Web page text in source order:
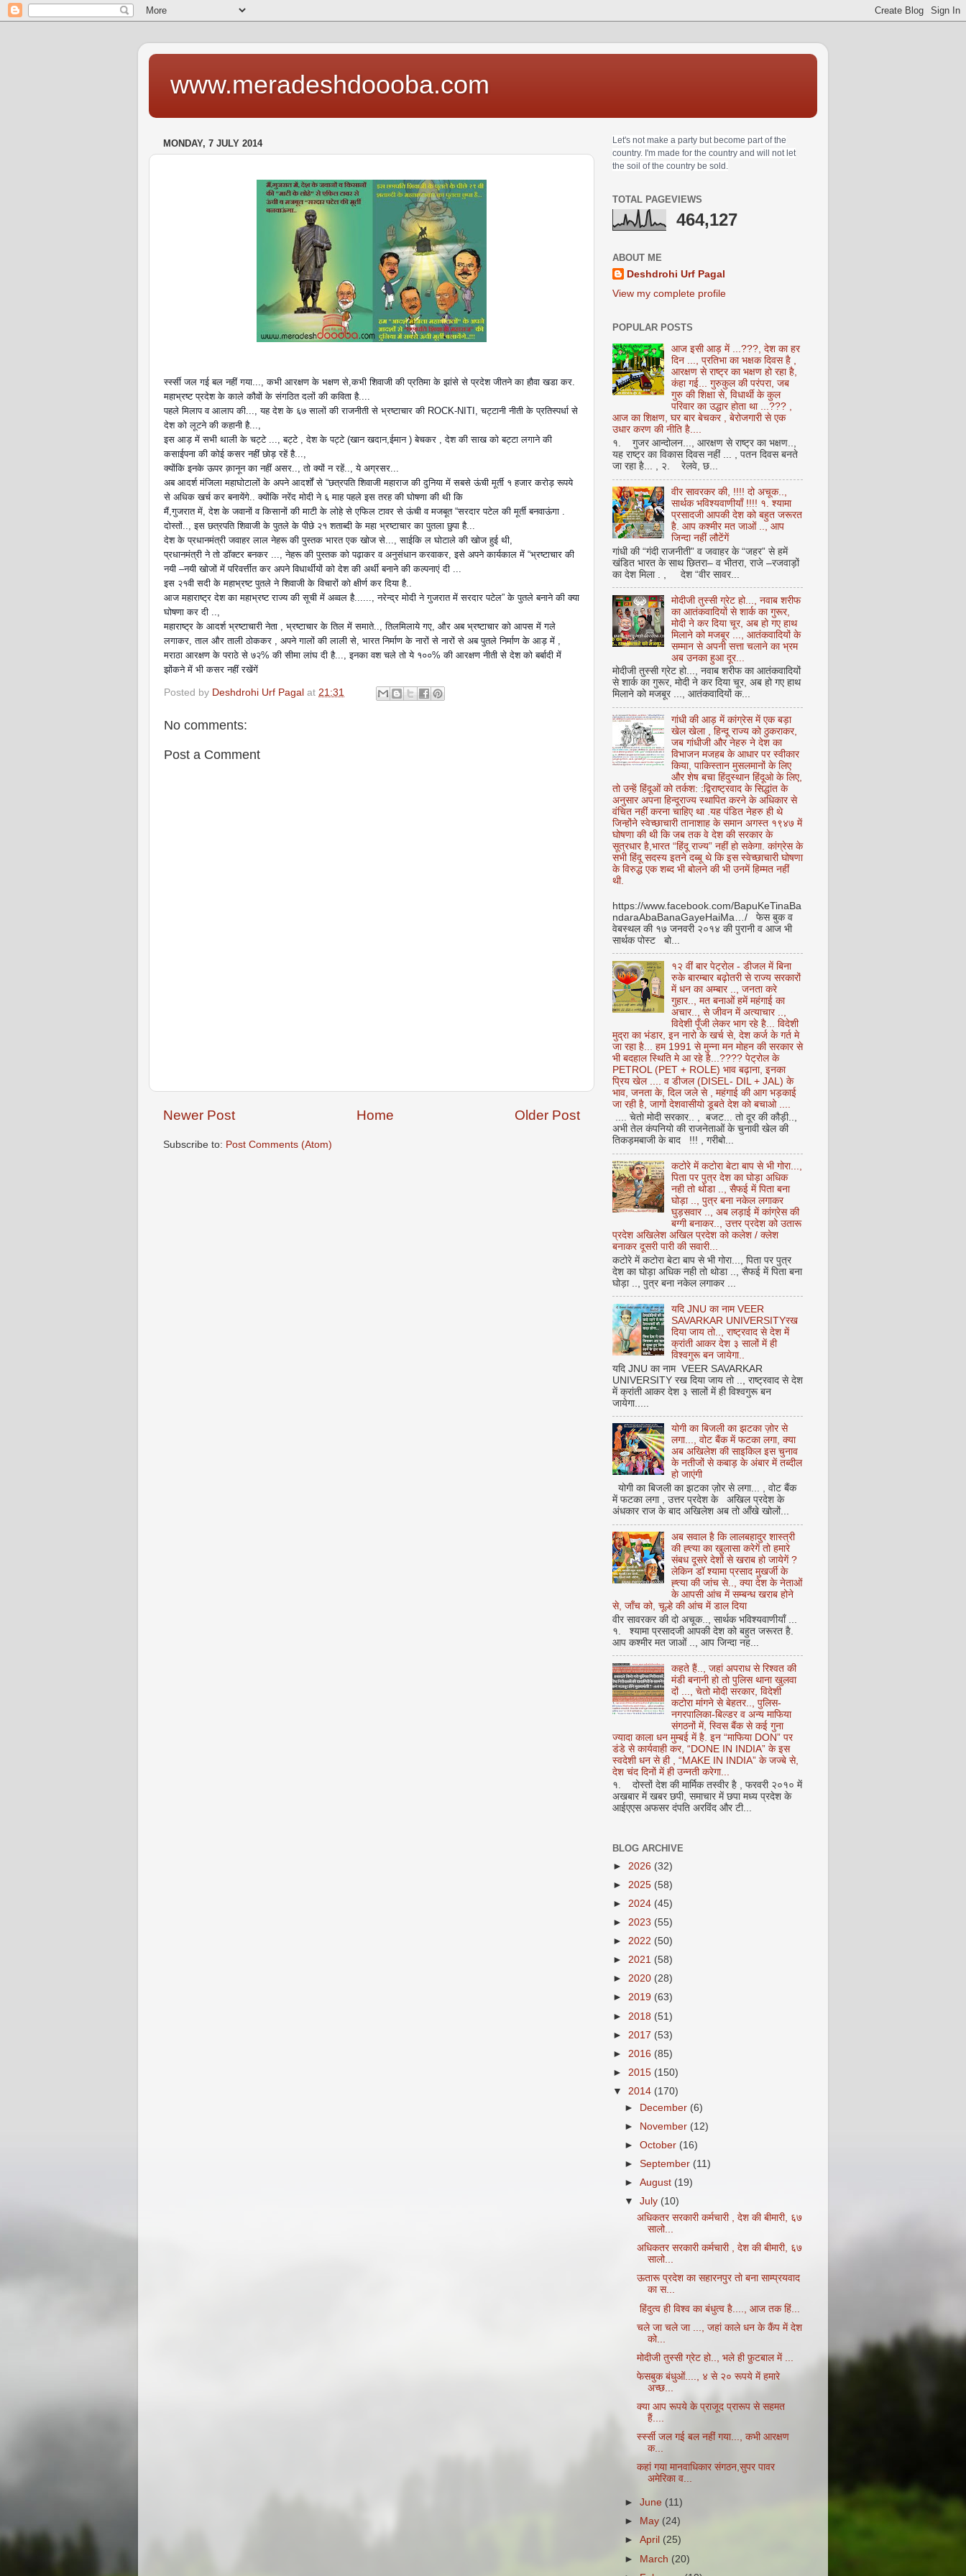
www.meradeshdoooba.com
MONDAY, 7 JULY 2014
र्स्स्सी जल गई बल नहीं गया..., कभी आरक्षण के भक्षण से,कभी शिवाजी की प्रतिमा के झांसे से प्रदेश जीतने का हौवा खडा कर.
महाभ्रष्ट प्रदेश के काले कौवों के संगठित दलों की कविता है....
पहले मिलाप व आलाप की..., यह देश के ६७ सालों की राजनीती से भ्रष्टाचार की ROCK-NITI, चट्टानी नीती के प्रतिस्पर्धा से
देश को लूटने की कहानी है...,
इस आड़ में सभी थाली के चट्टे ..., बट्टे , देश के पट्टे (खान खदान,ईमान ) बेचकर , देश की साख को बट्टा लगाने की
कसाईपना की कोई कसर नहीं छोड़ रहें है...,
क्योंकि इनके ऊपर क़ानून का नहीं असर.., तो क्यों न रहें.., ये अग्रसर...
अब आदर्श मंजिला महाघोटालों के अपने आदर्शों से “छत्रपति शिवाजी महाराज की दुनिया में सबसे ऊंची मूर्ती १ हजार करोड़ रूपये
से अधिक खर्च कर बनायेंगे.. क्योंकि नरेंद मोदी ने ६ माह पहले इस तरह की घोषणा की थी कि
मैं,गुजरात में, देश के जवानों व किसानों की माटी के लोहे से एफिल टावर से ऊंची व मजबूत “सरदार पटेल की मूर्ती बनवाऊंगा .
दोस्तों.., इस छत्रपति शिवाजी के पुतले के पीछे २१ शताब्दी के महा भ्रष्टाचार का पुतला छुपा है...
देश के प्रधानमंत्री जवाहर लाल नेहरू की पुस्तक भारत एक खोज से..., साईकि ल घोटाले की खोज हुई थी,
प्रधानमंत्री ने तो डॉक्टर बनकर ..., नेहरू की पुस्तक को पढ़ाकर व अनुसंधान करवाकर, इसे अपने कार्यकाल में “भ्रष्टाचार की
नयी –नयी खोजों में परिवर्त्तीत कर अपने विधार्थीयों को देश की अर्थी बनाने की कल्पनाएं दी ...
इस २१वी सदी के महाभ्रष्ट पुतले ने शिवाजी के विचारों को क्षीर्ण कर दिया है..
आज महाराष्ट्र देश का महाभ्रष्ट राज्य की सूची में अव्वल है......, नरेन्द्र मोदी ने गुजरात में सरदार पटेल” के पुतले बनाने की क्या
घोषणा कर दी ..,
महाराष्ट्र के आदर्श भ्रष्टाचारी नेता , भ्रष्टाचार के तिल में समाते.., तिलमिलाये गए, और अब भ्रष्टाचार को आपस में गले
लगाकर, ताल और ताली ठोककर , अपने गालों की लाली से, भारत निर्माण के नारों से नारों से अब पुतले निर्माण के आड़ में ,
मराठा आरक्षण के पराठे से ७२% की सीमा लांघ दी है..., इनका वश चले तो ये १००% की आरक्षण नीती से देश को बर्बादी में
झोंकने में भी कसर नहीं रखेंगें
Posted by Deshdrohi Urf Pagal at 21:31
No comments:
Post a Comment
Newer Post Older Post
Home
Subscribe to: Post Comments (Atom)
Let's not make a party but become part of the
country. I'm made for the country and will not let
the soil of the country be sold.
TOTAL PAGEVIEWS
464,127
ABOUT ME
Deshdrohi Urf Pagal
View my complete profile
POPULAR POSTS
आज इसी आड़ में ...???, देश का हर
दिन ..., प्रतिभा का भक्षक दिवस है ,
आरक्षण से राष्ट्र का भक्षण हो रहा है,
कंहा गई... गुरुकुल की परंपरा, जब
गुरु की शिक्षा से, विधार्थी के कुल
परिवार का उद्धार होता था ...??? ,
आज का शिक्षण, घर बार बेचकर , बेरोजगारी से एक
उधार करण की नीति है....
१. गुजर आन्दोलन..., आरक्षण से राष्ट्र का भक्षण..,
यह राष्ट्र का विकास दिवस नहीं ... , पतन दिवस बनते
जा रहा है... , २. रेलवे, छ...
वीर सावरकर की, !!!! दो अचूक..,
सार्थक भविश्यवाणीयाँ !!!! १. श्यामा
प्रसादजी आपकी देश को बहुत जरूरत
है. आप कश्मीर मत जाओं .., आप
जिन्दा नहीं लौटेंगें
गांधी की “गंदी राजनीती” व जवाहर के “जहर” से हमें
खंडित भारत के साथ छितरा– व भीतरा, राजे –रजवाड़ों
का देश मिला . , देश “वीर सावर...
मोदीजी तुस्सी ग्रेट हो..., नवाब शरीफ
का आतंकवादियों से शार्क का गुरूर,
मोदी ने कर दिया चूर, अब हो गए हाथ
मिलाने को मजबूर ..., आतंकवादियों के
सम्मान से अपनी सत्ता चलाने का भ्रम
अब उनका हुआ दूर...
मोदीजी तुस्सी ग्रेट हो..., नवाब शरीफ का आतंकवादियों
से शार्क का गुरूर, मोदी ने कर दिया चूर, अब हो गए हाथ
मिलाने को मजबूर ..., आतंकवादियों क...
गांधी की आड़ में कांग्रेस में एक बड़ा
खेल खेला , हिन्दू राज्य को ठुकराकर,
जब गांधीजी और नेहरु ने देश का
विभाजन मजहब के आधार पर स्वीकार
किया, पाकिस्तान मुसलमानों के लिए
और शेष बचा हिंदुस्थान हिंदूओ के लिए,
तो उन्हें हिंदूओं को तर्कश: :द्विराष्ट्रवाद के सिद्धांत के
अनुसार अपना हिन्दूराज्य स्थापित करने के अधिकार से
वंचित नहीं करना चाहिए था .यह पंडित नेहरु ही थे
जिन्होंने स्वेच्छाचारी तानाशाह के समान अगस्त १९४७ में
घोषणा की थी कि जब तक वे देश की सरकार के
सूत्रधार है,भारत “हिंदू राज्य” नहीं हो सकेगा. कांग्रेस के
सभी हिंदू सदस्य इतने दब्बू थे कि इस स्वेच्छाचारी घोषणा
के विरुद्ध एक शब्द भी बोलने की भी उनमें हिम्मत नहीं
थी.
https://www.facebook.com/BapuKeTinaBa
ndaraAbaBanaGayeHaiMa…/ फेस बुक व
वेबस्थल की १७ जनवरी २०१४ की पुरानी व आज भी
सार्थक पोस्ट बो...
१२ वीं बार पेट्रोल - डीजल में बिना
रुके बारम्बार बढ़ोतरी से राज्य सरकारों
में धन का अम्बार .., जनता करे
गुहार.., मत बनाओं हमें महंगाई का
अचार.., से जीवन में अत्याचार ..,
विदेशी पूँजी लेकर भाग रहे है... विदेशी
मुद्रा का भंडार, इन नारो के खर्च से, देश कर्ज के गर्त मे
जा रहा है... हम 1991 से मुन्ना मन मोहन की सरकार से
भी बदहाल स्थिति मे आ रहे है...???? पेट्रोल के
PETROL (PET + ROLE) भाव बढ़ाना, इनका
प्रिय खेल .... व डीजल (DISEL- DIL + JAL) के
भाव, जनता के, दिल जले से , महंगाई की आग भड़काई
जा रही है, जागों देशवासीयो डूबते देश को बचाओ ....
.... चेतो मोदी सरकार.. , बजट... तो दूर की कौड़ी..,
अभी तेल कंपनियो की राजनेताओं के चुनावी खेल की
तिकड़मबाजी के बाद !!! , गरीबो...
कटोरे में कटोरा बेटा बाप से भी गोरा...,
पिता पर पुत्र देश का घोड़ा अधिक
नही तो थोडा .., सैफई में पिता बना
घोड़ा .., पुत्र बना नकेल लगाकर
घुड़सवार .., अब लड़ाई में कांग्रेस की
बग्गी बनाकर.., उत्तर प्रदेश को उतारू
प्रदेश अखिलेश अखिल प्रदेश को कलेश / क्लेश
बनाकर दूसरी पारी की सवारी...
कटोरे में कटोरा बेटा बाप से भी गोरा..., पिता पर पुत्र
देश का घोड़ा अधिक नही तो थोडा .., सैफई में पिता बना
घोड़ा .., पुत्र बना नकेल लगाकर ...
यदि JNU का नाम VEER
SAVARKAR UNIVERSITYरख
दिया जाय तो.., राष्ट्रवाद से देश में
क्रांती आकर देश ३ सालों में ही
विश्वगुरू बन जायेगा..
यदि JNU का नाम VEER SAVARKAR
UNIVERSITY रख दिया जाय तो .., राष्ट्रवाद से देश
में क्रांती आकर देश ३ सालों में ही विश्वगुरू बन
जायेगा.....
योगी का बिजली का झटका ज़ोर से
लगा..., वोट बैंक में फटका लगा, क्या
अब अखिलेश की साइकिल इस चुनाव
के नतीजों से कबाड़ के अंबार में तब्दील
हो जाएंगी
योगी का बिजली का झटका ज़ोर से लगा... , वोट बैंक
में फटका लगा , उत्तर प्रदेश के अखिल प्रदेश के
अंधकार राज के बाद अखिलेश अब तो आँखे खोलों...
अब सवाल है कि लालबहादुर शास्त्री
की ह्त्या का खुलासा करेगें तो हमारे
संबध दूसरे देशों से खराब हो जायेगें ?
लेकिन डॉ श्यामा प्रसाद मुखर्जी के
ह्त्या की जांच से.., क्या देश के नेताओं
के आपसी आंच में सम्बन्ध खराब होने
से, जाँच को, चूल्हे की आंच में डाल दिया
वीर सावरकर की दो अचूक.., सार्थक भविश्यवाणीयाँ ...
१. श्यामा प्रसादजी आपकी देश को बहुत जरूरत है.
आप कश्मीर मत जाओं .., आप जिन्दा नह...
कहते हैं.., जहां अपराध से रिश्वत की
मंडी बनानी हो तो पुलिस थाना खुलवा
दों ..., चेतो मोदी सरकार, विदेशी
कटोरा मांगने से बेहतर.., पुलिस-
नगरपालिका-बिल्डर व अन्य माफिया
संगठनों में, स्विस बैंक से कई गुना
ज्यादा काला धन मुम्बई में है. इन “माफिया DON” पर
डंडे से कार्यवाही कर, “DONE IN INDIA” के इस
स्वदेशी धन से ही , “MAKE IN INDIA” के जज्बे से,
देश चंद दिनों में ही उन्नती करेगा...
१. दोस्तों देश की मार्मिक तस्वीर है , फरवरी २०१० में
अखबार में खबर छपी, समाचार में छपा मध्य प्रदेश के
आईएएस अफसर दंपति अरविंद और टी...
BLOG ARCHIVE
► 2026 (32)
► 2025 (58)
► 2024 (45)
► 2023 (55)
► 2022 (50)
► 2021 (58)
► 2020 (28)
► 2019 (63)
► 2018 (51)
► 2017 (53)
► 2016 (85)
► 2015 (150)
▼ 2014 (170)
►
December (6)
►
November (12)
►October (16)
►September (11)
►August (19)
▼July (10)
अधिकतर सरकारी कर्मचारी , देश की बीमारी, ६७
सालो...
अधिकतर सरकारी कर्मचारी , देश की बीमारी, ६७
सालो...
ऊतारू प्रदेश का सहारनपुर तो बना साम्प्रयवाद
का स...
हिंदुत्व ही विश्व का बंधुत्व है...., आज तक हिं...
चले जा चले जा ..., जहां काले धन के कैंप में देश
को...
मोदीजी तुस्सी ग्रेट हो.., भले ही फ़ुटबाल में ...
फेसबुक बंधुओं...., ४ से २० रूपये में हमारे
अच्छ...
क्या आप रूपये के प्राजूद प्रारूप से सहमत
हैं....
र्स्स्सी जल गई बल नहीं गया..., कभी आरक्षण
क...
कहां गया मानवाधिकार संगठन,सुपर पावर
अमेरिका व...
►June (11)
►
May (24)
►April (25)
► March (20)